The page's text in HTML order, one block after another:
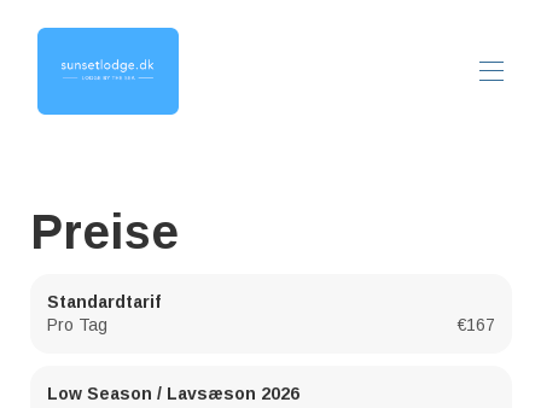
Preise
Standardtarif
Pro Tag
€167
Low Season / Lavsæson 2026